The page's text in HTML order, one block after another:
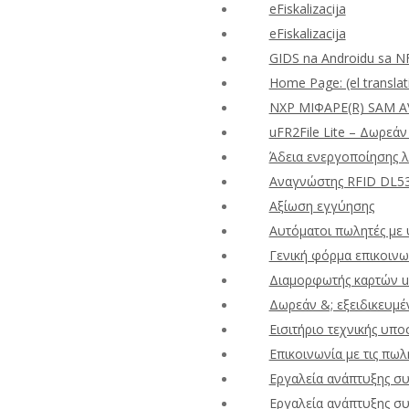
eFiskalizacija
eFiskalizacija
GIDS na Androidu sa
Home Page: (el
NXP ΜΙΦΑΡΕ(R) SAM
uFR2File Lite – Δωρεάν
Άδεια ενεργοποίησης
Αναγνώστης RFID
Αξίωση εγγύησης
Αυτόματοι πωλητές με
Γενική φόρμα
Διαμορφωτής καρτών
Δωρεάν &;
Εισιτήριο τεχνικής
Επικοινωνία με τις
Εργαλεία ανάπτυξης
Εργαλεία ανάπτυξης